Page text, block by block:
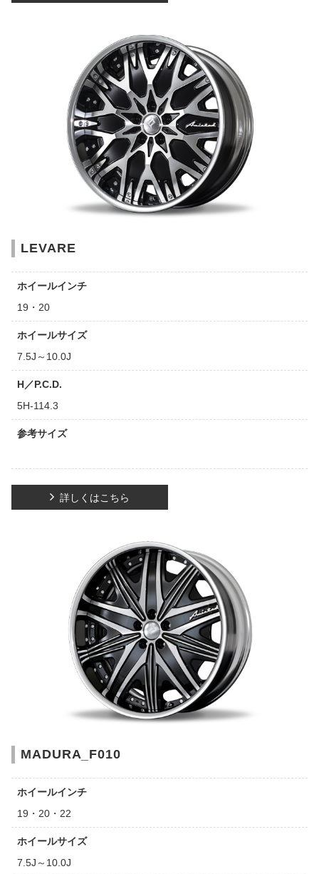
LEVARE
ホイールインチ
19・20
ホイールサイズ
7.5J～10.0J
H／P.C.D.
5H-114.3
参考サイズ
詳しくはこちら
MADURA_F010
ホイールインチ
19・20・22
ホイールサイズ
7.5J～10.0J